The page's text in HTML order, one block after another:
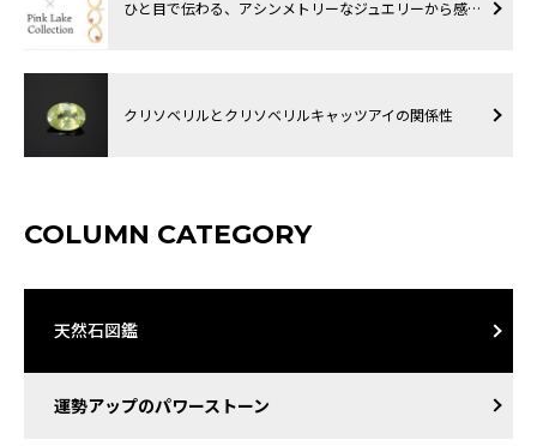
ひと目で伝わる、アシンメトリーなジュエリーから感…
クリソベリルとクリソベリルキャッツアイの関係性
COLUMN CATEGORY
天然石図鑑
運勢アップのパワーストーン